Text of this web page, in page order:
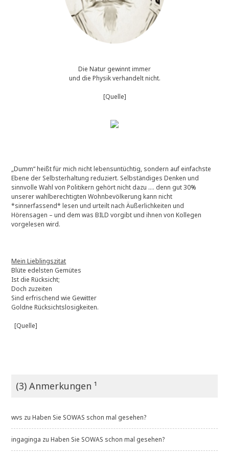
2
0
Die Natur gewinnt immer
und die Physik verhandelt nicht.
[Quelle]
„Dumm“ heißt für mich nicht lebensuntüchtig, sondern auf einfachste
Ebene der Selbsterhaltung reduziert. Selbständiges Denken und
sinnvolle Wahl von Politikern gehört nicht dazu …. denn gut 30%
unserer wahlberechtigten Wohnbevölkerung kann nicht
*sinnerfassend* lesen und urteilt nach Äußerlichkeiten und
Hörensagen – und dem was BILD vorgibt und ihnen von Kollegen
vorgelesen wird.
Mein Lieblingszitat
Blüte edelsten Gemütes
Ist die Rücksicht;
Doch zuzeiten
Sind erfrischend wie Gewitter
Goldne Rücksichtslosigkeiten.
[Quelle]
(3) Anmerkungen ¹
wvs zuHaben Sie SOWAS schon mal gesehen?
ingaginga zuHaben Sie SOWAS schon mal gesehen?